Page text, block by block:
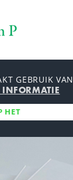
GEBRUIK VAN
INFORMATIE
HET